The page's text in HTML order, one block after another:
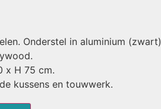
Onderstel in aluminium (zwart)
x H 75 cm.
kussens en touwwerk.